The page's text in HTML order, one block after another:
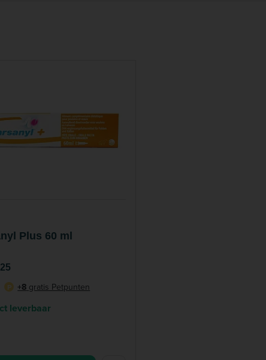
Plus 60 ml
25
P
+8 gratis Petpunten
leverbaar